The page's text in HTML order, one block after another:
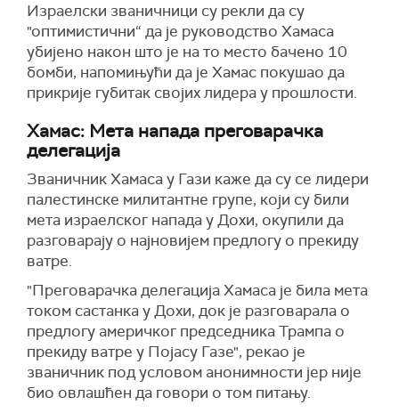
Израелски званичници су рекли да су
"оптимистични“ да је руководство Хамаса
убијено након што је на то место бачено 10
бомби, напомињући да је Хамас покушао да
прикрије губитак својих лидера у прошлости.
Хамас: Мета напада преговарачка
делегација
Званичник Хамаса у Гази каже да су се лидери
палестинске милитантне групе, који су били
мета израелског напада у Дохи, окупили да
разговарају о најновијем предлогу о прекиду
ватре.
"Преговарачка делегација Хамаса је била мета
током састанка у Дохи, док је разговарала о
предлогу америчког председника Трампа о
прекиду ватре у Појасу Газе", рекао је
званичник под условом анонимности јер није
био овлашћен да говори о том питању.